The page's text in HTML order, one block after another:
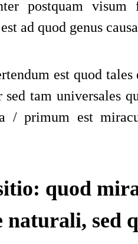
postquam
ad quod genus
est quod
sed tam universales
/primum est
quod
naturali, sed